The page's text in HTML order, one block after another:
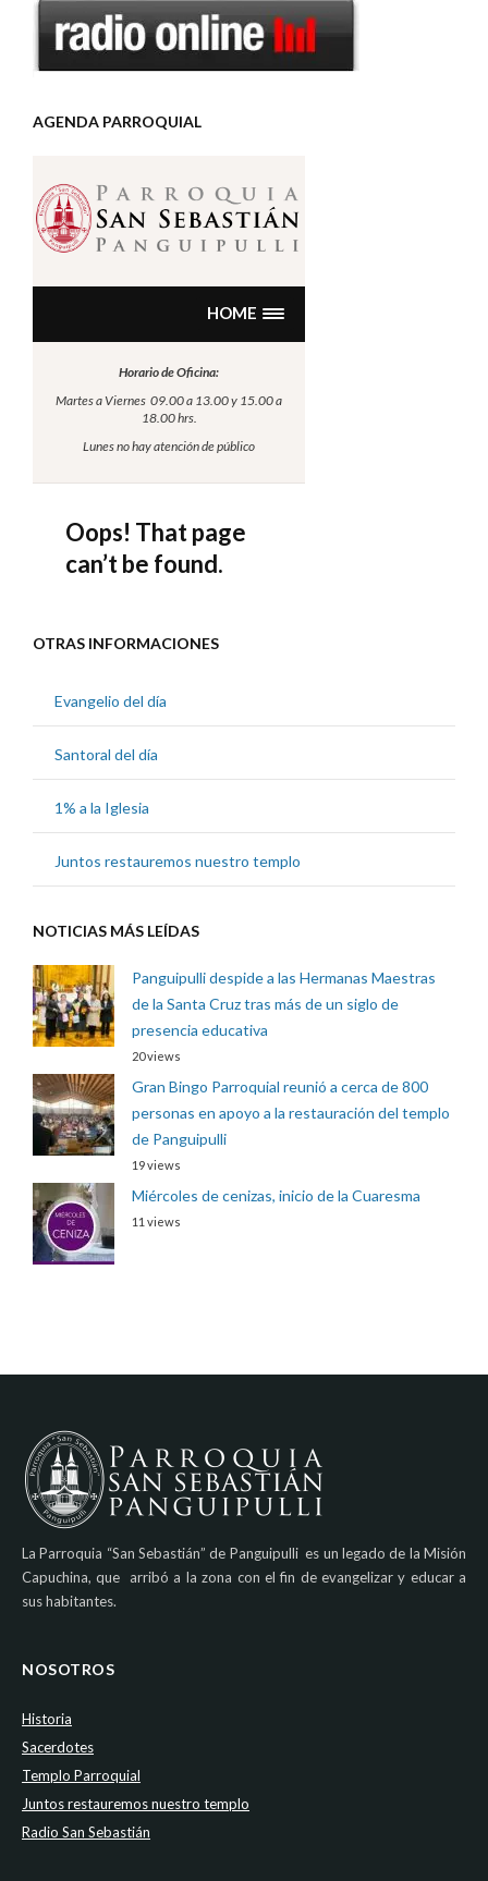
AGENDA PARROQUIAL
OTRAS INFORMACIONES
Evangelio del día
Santoral del día
1% a la Iglesia
Juntos restauremos nuestro templo
NOTICIAS MÁS LEÍDAS
Panguipulli despide a las Hermanas Maestras
de la Santa Cruz tras más de un siglo de
presencia educativa
20 views
Gran Bingo Parroquial reunió a cerca de 800
personas en apoyo a la restauración del templo
de Panguipulli
19 views
Miércoles de cenizas, inicio de la Cuaresma
11 views
La Parroquia “San Sebastián” de Panguipulli es un legado de la Misión
Capuchina, que arribó a la zona con el fin de evangelizar y educar a
sus habitantes.
NOSOTROS
Historia
Sacerdotes
Templo Parroquial
Juntos restauremos nuestro templo
Radio San Sebastián